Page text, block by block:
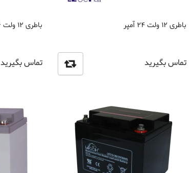
باطری 12 ولت 24 آمپر
تماس بگیرید
باطری 12 ولت 26 آمپر
تماس بگیرید